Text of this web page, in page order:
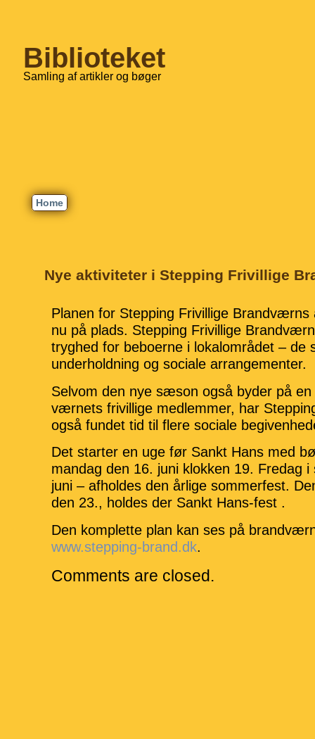
Biblioteket
Samling af artikler og bøger
Home
Nye aktiviteter i Stepping Frivillige
Planen for Stepping Frivillige
nu på plads. Stepping Frivillige
tryghed for beboerne i lokalområdet – de
underholdning og sociale arrangementer.
Selvom den nye sæson også byder på
værnets frivillige medlemmer, har
også fundet tid til flere sociale
Det starter en uge før Sankt Hans med
mandag den 16. juni klokken 19. Fredag
juni – afholdes den årlige sommerfest.
den 23., holdes der Sankt Hans-fest .
Den komplette plan kan ses på
www.stepping-brand.dk
Comments are closed.